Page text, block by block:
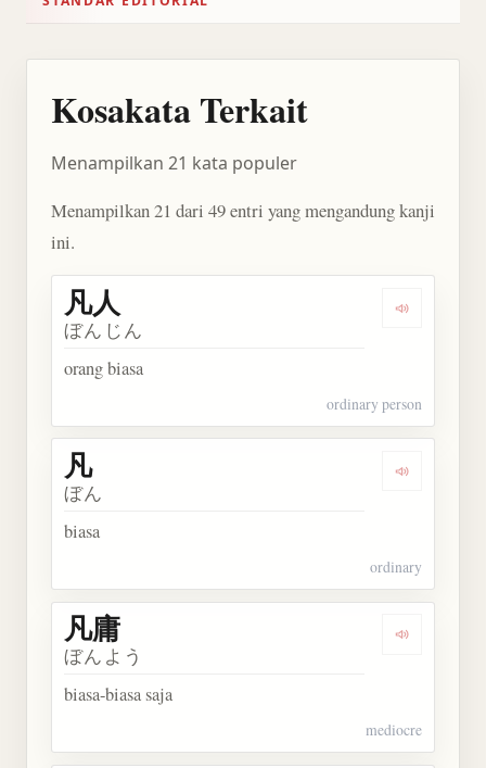
Kosakata Terkait
Menampilkan 21 kata populer
Menampilkan 21 dari 49 entri yang mengandung kanji
ini.
Dengarkan
凡人
ぼんじん
orang biasa
ordinary person
Dengarkan
凡
ぼん
biasa
ordinary
Dengarkan
凡庸
ぼんよう
biasa-biasa saja
mediocre